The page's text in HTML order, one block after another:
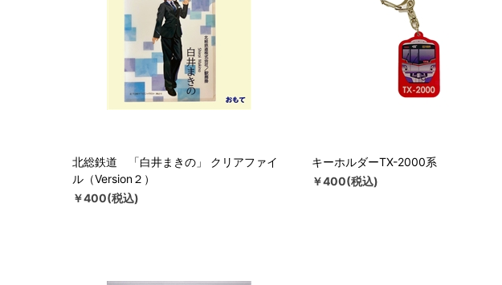
北総鉄道 「白井まきの」 クリアファイ
ル（Version２）
￥400(税込)
キーホルダーTX-2000系
￥400(税込)